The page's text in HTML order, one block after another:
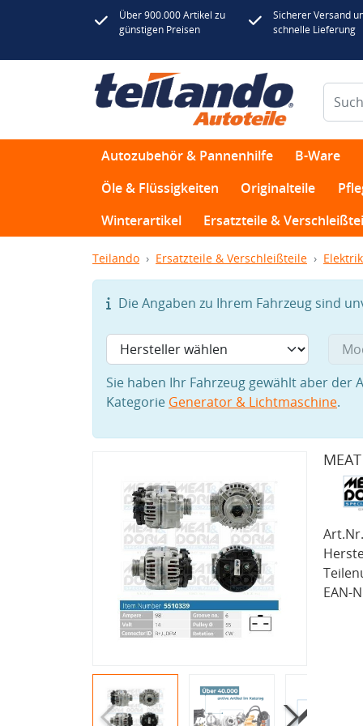
Über 900.000 Artikel zu
günstigen Preisen
Sicherer Versand
schnelle Lieferung
Autozubehör & Pannenhilfe B-Ware
Öle & Flüssigkeiten
Originalteile
Winterartikel
Ersatzteile &
Teilando Ersatzteile & Verschleißteile Elektrik
Die Angaben zu Ihrem Fahrzeug sind
Sie haben Ihr Fahrzeug gewählt aber der
Kategorie Generator & Lichtmaschine.
EAN-